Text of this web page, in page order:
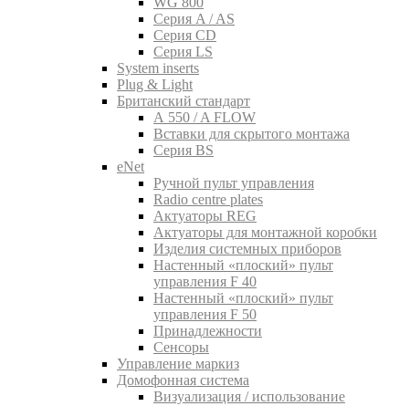
Серия A / AS
Серия CD
Серия LS
System inserts
Plug & Light
Британский стандарт
A 550 / A FLOW
Вставки для скрытого монтажа
Серия BS
eNet
Pучной пульт управления
Radio centre plates
Актуаторы REG
Актуаторы для монтажной коробки
Изделия системных приборов
Настенный «плоский» пульт
управления F 40
Настенный «плоский» пульт
управления F 50
Принадлежности
Сенсоры
Управление маркиз
Домофонная система
Визуализация / использование